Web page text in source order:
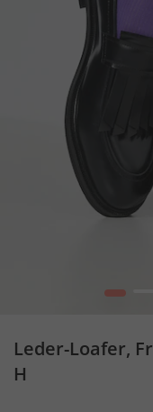
1
Leder-Loafer,
H